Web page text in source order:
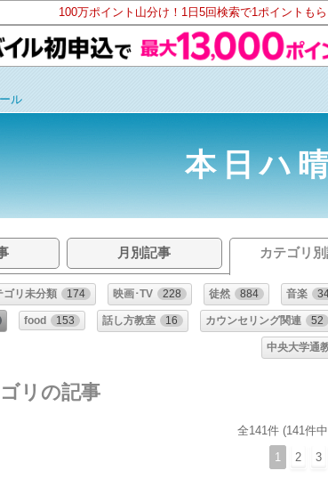
100万ポイント山分け！1日5回検索で1ポイントも
ル
本日ハ
月別記事 カテゴリ
ゴリ未分類 174 映画･TV 228 徒然 884 音楽
food 153 話し方教室 16 カウンセリング関連 52
中央大学通
リの記事
全141件 (141件
1 2 3